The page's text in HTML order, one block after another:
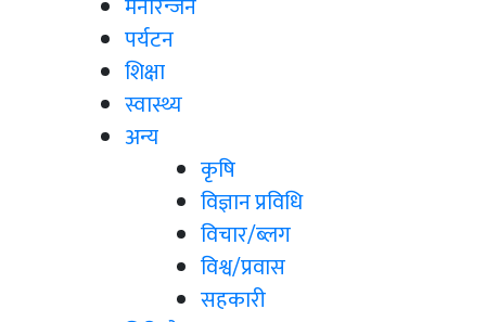
मनोरन्जन
पर्यटन
शिक्षा
स्वास्थ्य
अन्य
कृषि
विज्ञान प्रविधि
विचार/ब्लग
विश्व/प्रवास
सहकारी